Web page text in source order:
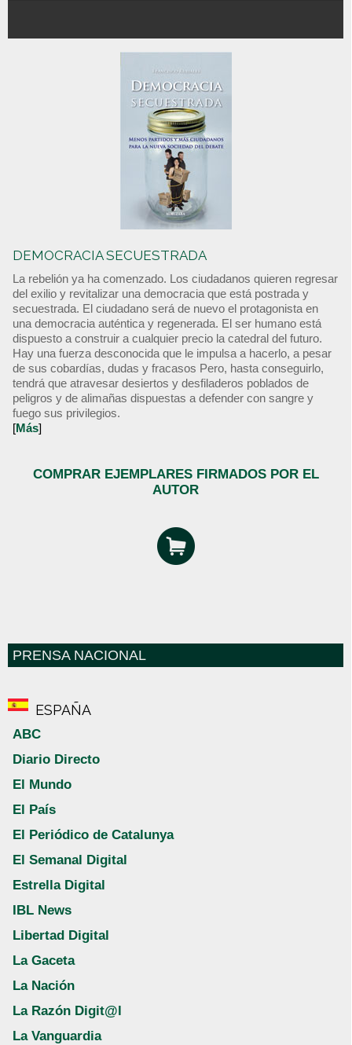
DEMOCRACIA SECUESTRADA
La rebelión ya ha comenzado. Los ciudadanos quieren regresar
del exilio y revitalizar una democracia que está postrada y
secuestrada. El ciudadano será de nuevo el protagonista en
una democracia auténtica y regenerada. El ser humano está
dispuesto a construir a cualquier precio la catedral del futuro.
Hay una fuerza desconocida que le impulsa a hacerlo, a pesar
de sus cobardías, dudas y fracasos Pero, hasta conseguirlo,
tendrá que atravesar desiertos y desfiladeros poblados de
peligros y de alimañas dispuestas a defender con sangre y
fuego sus privilegios.
[Más]
COMPRAR EJEMPLARES FIRMADOS POR EL
AUTOR
PRENSA NACIONAL
ESPAÑA
ABC
Diario Directo
El Mundo
El País
El Periódico de Catalunya
El Semanal Digital
Estrella Digital
IBL News
Libertad Digital
La Gaceta
La Nación
La Razón Digit@l
La Vanguardia